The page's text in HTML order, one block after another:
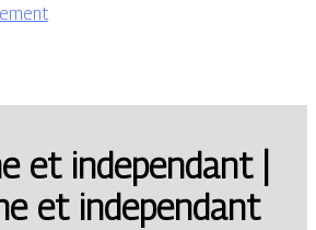
et independant |
et independant